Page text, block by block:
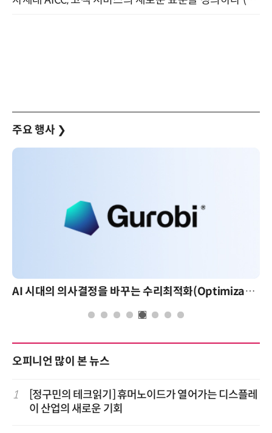
주요 행사 ❯
AI 시대의 의사결정을 바꾸는 수리최적화(Optimization): 실제 산업 적용 사례와 활용 전략
오피니언 많이 본 뉴스
1
[정구민의 테크읽기] 휴머노이드가 열어가는 디스플레
이 산업의 새로운 기회